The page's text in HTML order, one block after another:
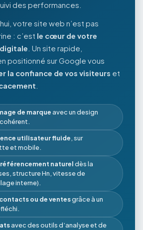
des performances.
votre site web n’est pas
: c’est le cœur de votre
. Un site rapide,
positionné sur Google vous
la confiance de vos visiteurs et
de marqueavec un design
utilisateur fluide, sur
et mobile.
natureldès la
structure Hn, vitesse de
interne).
ou de ventesgrâce à un
avec des outils d’analyse et de